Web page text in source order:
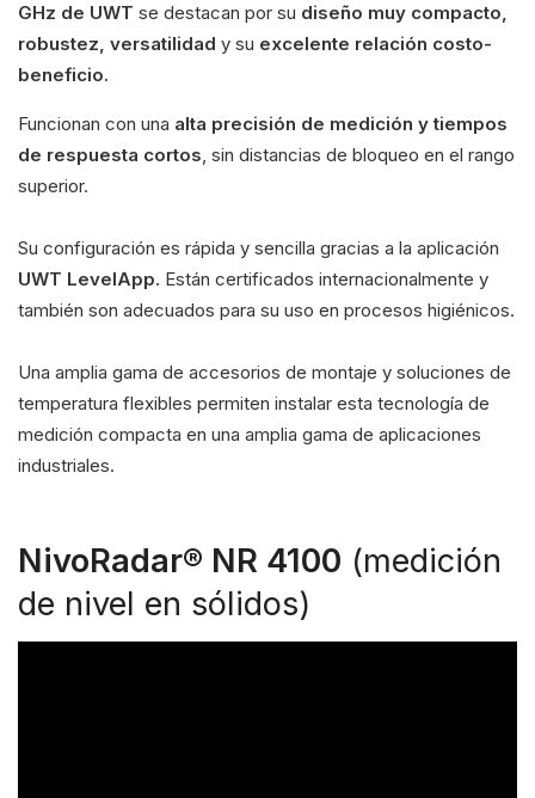
GHz de UWT se destacan por su diseño muy compacto,
robustez, versatilidad y su excelente relación costo-
beneficio.
Funcionan con una alta precisión de medición y tiempos
de respuesta cortos, sin distancias de bloqueo en el rango
superior.
Su configuración es rápida y sencilla gracias a la aplicación
UWT LevelApp. Están certificados internacionalmente y
también son adecuados para su uso en procesos higiénicos.
Una amplia gama de accesorios de montaje y soluciones de
temperatura flexibles permiten instalar esta tecnología de
medición compacta en una amplia gama de aplicaciones
industriales.
NivoRadar® NR 4100 (medición
de nivel en sólidos)